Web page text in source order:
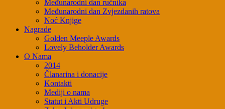
Međunarodni dan ručnika
Međunarodni dan Zvjezdanih ratova
Noć Knjige
Nagrade
Golden Meeple Awards
Lovely Beholder Awards
O Nama
2014
Članarina i donacije
Kontakti
Mediji o nama
Statut i Akti Udruge